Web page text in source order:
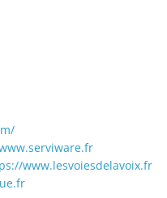
www.lesvoiesdelavoix.fr